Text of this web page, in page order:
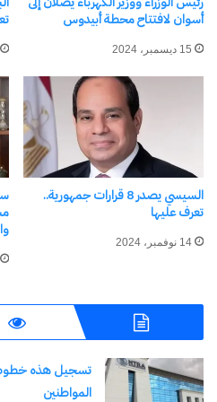
بشكل قوي مع ارتفاع
مؤشر الدولار، لتنخفض
إلى أقل من 1970
دولارا . سجل جرام
الذهب عيار…
نوفمبر 2023
في "الأخبار News"
اكتشاف المزيد من
اشترك للحصول على أحدث التدوينات
أسوان لافتتاح محطة أبيدوس
15 ديسمبر، 2024
السيسي يصدر 8 قرارات جمهورية..
تعرف عليها
14 نوفمبر، 2024
تسجيل هذه خطوط
المواطنين